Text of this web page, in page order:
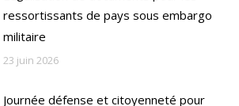
ressortissants de pays sous embargo
militaire
23 juin 2026
Journée défense et citoyenneté pour